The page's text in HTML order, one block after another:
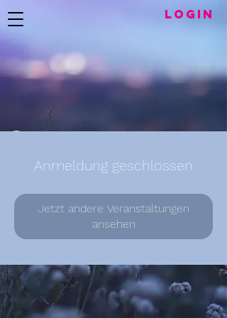
LogIN
Anmeldung geschlossen
Jetzt andere Veranstaltungen
ansehen